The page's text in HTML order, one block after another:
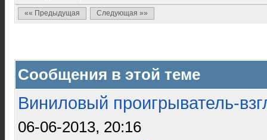
«« Предыдущая Следующая »»
Сообщения в этой теме
Виниловый проигрыватель-
06-06-2013, 20:16